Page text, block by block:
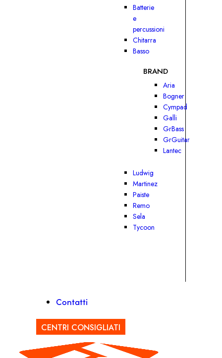
Batterie
e
percussioni
Chitarra
Basso
BRAND
Aria
Bogner
Cympad
Galli
GrBass
GrGuitar
Lantec
Ludwig
Martinez
Paiste
Remo
Sela
Tycoon
Contatti
CENTRI CONSIGLIATI